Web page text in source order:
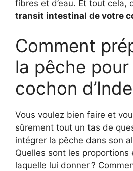
fibres et d’eau. Et tout cela,
transit intestinal de votre
Comment
la pêche pour
cochon
Vous voulez bien faire et
sûrement tout un tas de
intégrer la pêche dans son
Quelles sont les proportions
laquelle lui donner ?